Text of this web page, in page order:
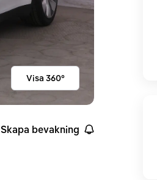
Visa 360°
Skapa bevakning